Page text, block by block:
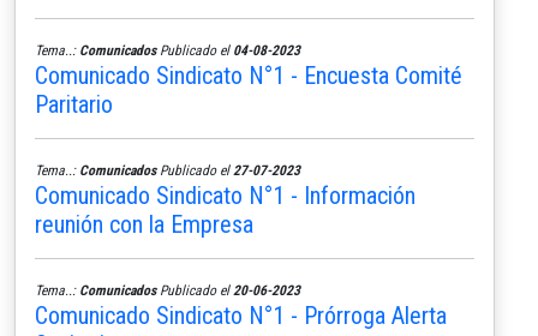
Tema..: ComunicadosPublicado el 04-08-2023
Comunicado Sindicato N°1 - Encuesta Comité
Paritario
Tema..: ComunicadosPublicado el 27-07-2023
Comunicado Sindicato N°1 - Información
reunión con la Empresa
Tema..: ComunicadosPublicado el 20-06-2023
Comunicado Sindicato N°1 - Prórroga Alerta